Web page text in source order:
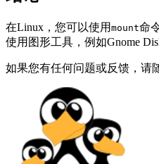
在Linux，您可以使用 mount命
使用图形工具，例如Gnome
如果您有任何问题或反馈，请